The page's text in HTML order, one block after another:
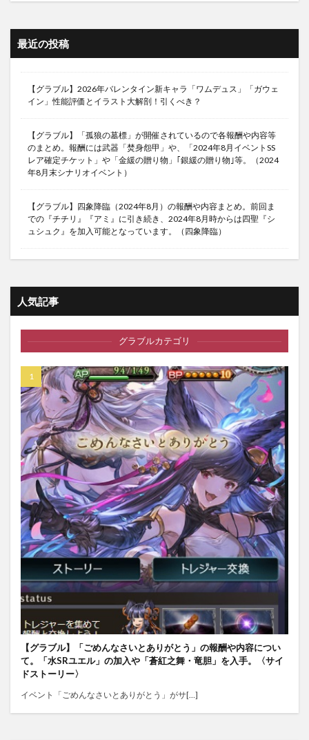
最近の投稿
【グラブル】2026年バレンタイン新キャラ「ワムデュス」「ガウェ
イン」性能評価とイラスト大解剖！引くべき？
【グラブル】「孤狼の墓標」が開催されているので各報酬や内容等
のまとめ。報酬には武器「焚身怨甲」や、「2024年8月イベントSS
レア確定チケット」や「金緩の贈り物」｢銀緩の贈り物｣等。（2024
年8月末シナリオイベント）
【グラブル】四象降臨（2024年8月）の報酬や内容まとめ。前回ま
での『チチリ』『アミ』に引き続き、2024年8月時からは四聖『シ
ュシュク』を加入可能となっています。（四象降臨）
人気記事
グラブルカテゴリ
【グラブル】「ごめんなさいとありがとう」の報酬や内容につい
て。「水SRユエル」の加入や「蒼紅之舞・竜胆」を入手。〈サイ
ドストーリー〉
イベント「ごめんなさいとありがとう」がサ[…]